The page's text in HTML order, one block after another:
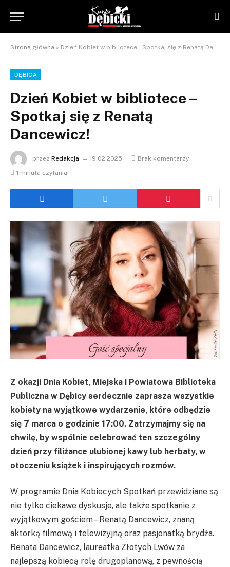
Strona główna » Dzień Kobiet w bibliotece – Spotkaj się z Renatą Dancewicz!
DĘBICA
Dzień Kobiet w bibliotece –
Spotkaj się z Renatą
Dancewicz!
przez Redakcja 19.02.2025
Brak komentarzy
1 minuta czytania
Z okazji Dnia Kobiet, Miejska i Powiatowa Biblioteka
Publiczna w Dębicy serdecznie zaprasza wszystkie
kobiety na wyjątkowe wydarzenie, które odbędzie
się 7 marca o godzinie 17:00. Zatrzymajmy się na
chwilę, by wspólnie celebrować ten szczególny
dzień przy filiżance ulubionej kawy lub herbaty, w
otoczeniu książek i inspirujących rozmów.
W programie Dnia Kobiecych Spotkań przewidziane są
nie tylko ciekawe dyskusje, ale także spotkanie z
wyjątkowym gościem – Renatą Dancewicz, znaną
aktorką filmową i telewizyjną oraz pasjonatką brydża.
Renata Dancewicz, laureatka Złotych Lwów za
najlepszą kobiecą rolę drugoplanową, z pewnością